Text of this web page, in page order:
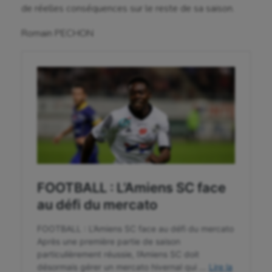
Football américain
Futsal
Golf
Gymnastique
Haltérophilie
Hippisme
Jeux Olympiques et Paralympiques
de réelles conséquences sur le reste de sa saison.
Romain PECHON